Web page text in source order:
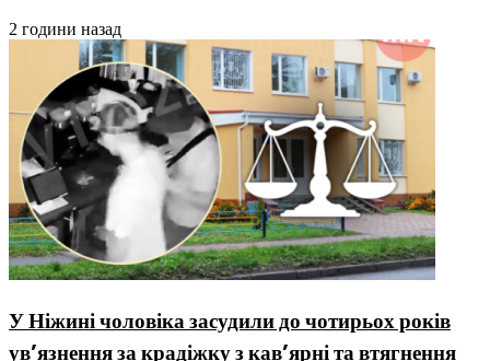
2 години назад
У Ніжині чоловіка засудили до чотирьох років
ув’язнення за крадіжку з кав’ярні та втягнення